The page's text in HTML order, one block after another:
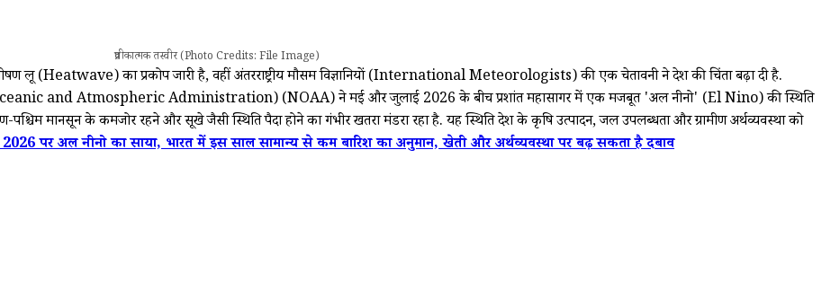
प्रतीकात्मक तस्वीर (Photo Credits: File Image)
लू (Heatwave) का प्रकोप जारी है, वहीं अंतरराष्ट्रीय मौसम विज्ञानियों (International Meteorologists) की एक चेतावनी ने देश की चिंता बढ़ा दी है.
Oceanic and Atmospheric Administration) (NOAA) ने मई और जुलाई 2026 के बीच प्रशांत महासागर में एक मजबूत 'अल नीनो' (El Nino) की स्थिति
मानसून के कमजोर रहने और सूखे जैसी स्थिति पैदा होने का गंभीर खतरा मंडरा रहा है. यह स्थिति देश के कृषि उत्पादन, जल उपलब्धता और ग्रामीण अर्थव्यवस्था को
पर अल नीनो का साया, भारत में इस साल सामान्य से कम बारिश का अनुमान, खेती और अर्थव्यवस्था पर बढ़ सकता है दबाव